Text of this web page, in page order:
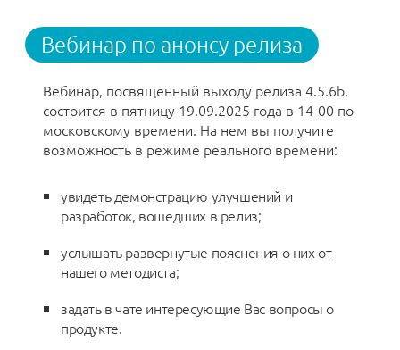
Вебинар по анонсу релиза
Вебинар, посвященный выходу релиза 4.5.6b,
состоится в пятницу 19.09.2025 года в 14-00 по
московскому времени. На нем вы получите
возможность в режиме реального времени:
увидеть демонстрацию улучшений и
разработок, вошедших в релиз;
услышать развернутые пояснения о них от
нашего методиста;
задать в чате интересующие Вас вопросы о
продукте.